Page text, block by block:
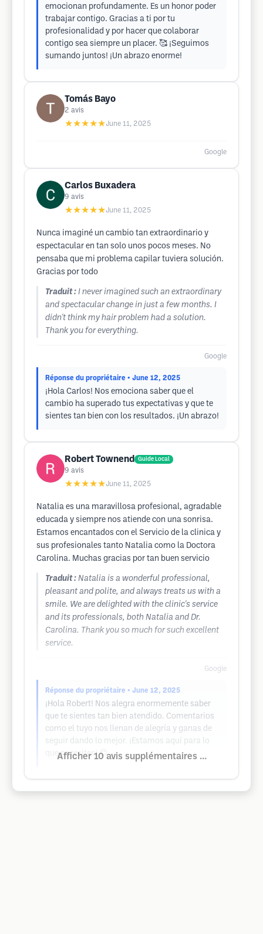
emocionan profundamente. Es un honor poder
trabajar contigo. Gracias a ti por tu
profesionalidad y por hacer que colaborar
contigo sea siempre un placer. 🥰 ¡Seguimos
sumando juntos! ¡Un abrazo enorme!
Tomás Bayo
2 avis
★★★★★June 11, 2025
Google
Carlos Buxadera
9 avis
★★★★★June 11, 2025
Nunca imaginé un cambio tan extraordinario y
espectacular en tan solo unos pocos meses. No
pensaba que mi problema capilar tuviera solución.
Gracias por todo
Traduit : I never imagined such an extraordinary
and spectacular change in just a few months. I
didn't think my hair problem had a solution.
Thank you for everything.
Google
Réponse du propriétaire • June 12, 2025
¡Hola Carlos! Nos emociona saber que el
cambio ha superado tus expectativas y que te
sientes tan bien con los resultados. ¡Un abrazo!
Robert Townend Guide Local
9 avis
★★★★★June 11, 2025
Natalia es una maravillosa profesional, agradable
educada y siempre nos atiende con una sonrisa.
Estamos encantados con el Servicio de la clinica y
sus profesionales tanto Natalia como la Doctora
Carolina. Muchas gracias por tan buen servicio
Traduit : Natalia is a wonderful professional,
pleasant and polite, and always treats us with a
smile. We are delighted with the clinic's service
and its professionals, both Natalia and Dr.
Carolina. Thank you so much for such excellent
service.
Google
Réponse du propriétaire • June 12, 2025
¡Hola Robert! Nos alegra enormemente saber
que te sientes tan bien atendido. Comentarios
como el tuyo nos llenan de alegría y ganas de
seguir dando lo mejor. ¡Estamos aquí para lo
que necesites! 😊
Afficher 10 avis supplémentaires ...